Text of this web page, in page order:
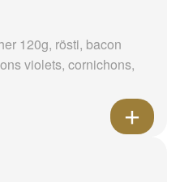
120g, rösti, bacon
violets, cornichons,